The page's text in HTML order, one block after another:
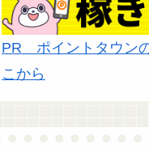
PR ポイントタウン
こから